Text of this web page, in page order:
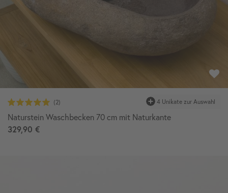
4 Unikate zur Auswahl
Naturstein Waschbecken 70 cm mit Naturkante
329,90 €